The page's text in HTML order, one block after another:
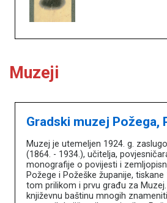
Muzeji
Gradski muzej Požega,
Muzej je utemeljen 1924. g.
(1864. - 1934.), učitelja,
monografije o povijesti i
Požege i Požeške županije, tiskane
tom prilikom i prvu građu za
književnu baštinu mnogih